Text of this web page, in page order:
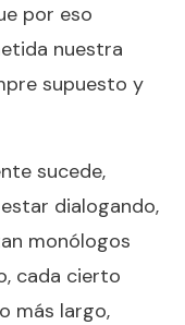
por eso
nuestra
supuesto y
sucede,
dialogando,
monólogos
cada cierto
más largo,